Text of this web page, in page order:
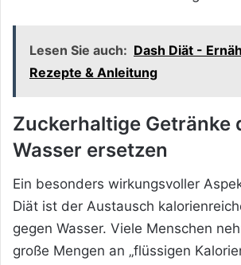
Lesen Sie auch: Dash Diät -
Rezepte & Anleitung
Zuckerhaltige Getränke
Wasser ersetzen
Ein besonders wirkungsvoller
Diät ist der Austausch
gegen Wasser. Viele Menschen
große Mengen an „flüssigen